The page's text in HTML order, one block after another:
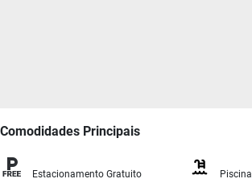
Comodidades Principais
Estacionamento Gratuito Piscina